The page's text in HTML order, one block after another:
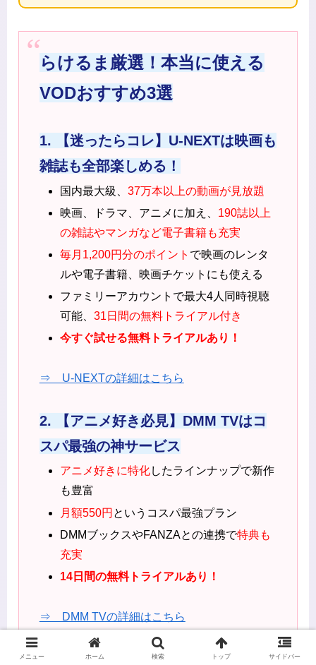
らけるま厳選！本当に使える
VODおすすめ3選
1. 【迷ったらコレ】U-NEXTは映画も
雑誌も全部楽しめる！
国内最大級、 37万本以上の動画が見放題
映画、ドラマ、アニメに加え、 190誌以上
の雑誌やマンガなど電子書籍も充実
毎月1,200円分のポイント で映画のレンタ
ルや電子書籍、映画チケットにも使える
ファミリーアカウントで最大4人同時視聴
可能、 31日間の無料トライアル付き
今すぐ試せる無料トライアルあり！
⇒ U-NEXTの詳細はこちら
2. 【アニメ好き必見】DMM TVはコ
スパ最強の神サービス
アニメ好きに特化したラインナップで新作
も豊富
月額550円 というコスパ最強プラン
DMMブックスやFANZAとの連携で特典も
充実
14日間の無料トライアルあり！
⇒ DMM TVの詳細はこちら
3. 【アニメ特化型】dアニメストアは
メニュー ホーム 検索 トップ サイドバー